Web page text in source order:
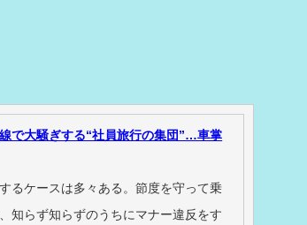
で大騒ぎする“社員旅行の集団”…車掌
るケースは多々ある。節度を守って乗
知らず知らずのうちにマナー違反をす